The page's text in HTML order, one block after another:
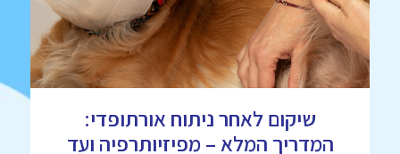
שיקום לאחר ניתוח אורתופדי:
המדריך המלא – מפיזיותרפיה ועד